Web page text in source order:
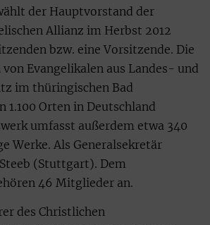
der Hauptvorstand der
Allianz im Herbst 2012
bzw. eine Vorsitzende. Die
Evangelikalen aus Landes- und
im thüringischen Bad
1.100 Orten in Deutschland
umfasst außerdem etwa 340
Werke. Als Generalsekretär
(Stuttgart). Dem
46 Mitglieder an.
des Christlichen